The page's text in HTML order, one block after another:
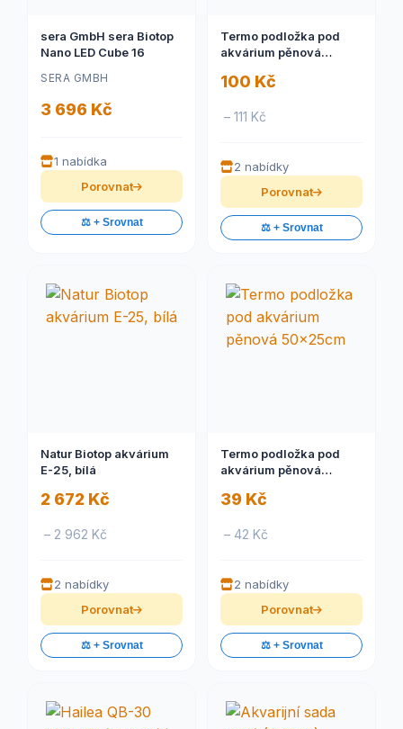
sera GmbH sera Biotop
Nano LED Cube 16
SERA GMBH
3 696 Kč
1 nabídka
Porovnat
⚖️ + Srovnat
Termo podložka pod
akvárium pěnová
100 Kč
– 111 Kč
2 nabídky
Porovnat
⚖️ + Srovnat
Natur Biotop akvárium
E-25, bílá
2 672 Kč
– 2 962 Kč
2 nabídky
Porovnat
⚖️ + Srovnat
Termo podložka pod
akvárium pěnová
39 Kč
– 42 Kč
2 nabídky
Porovnat
⚖️ + Srovnat